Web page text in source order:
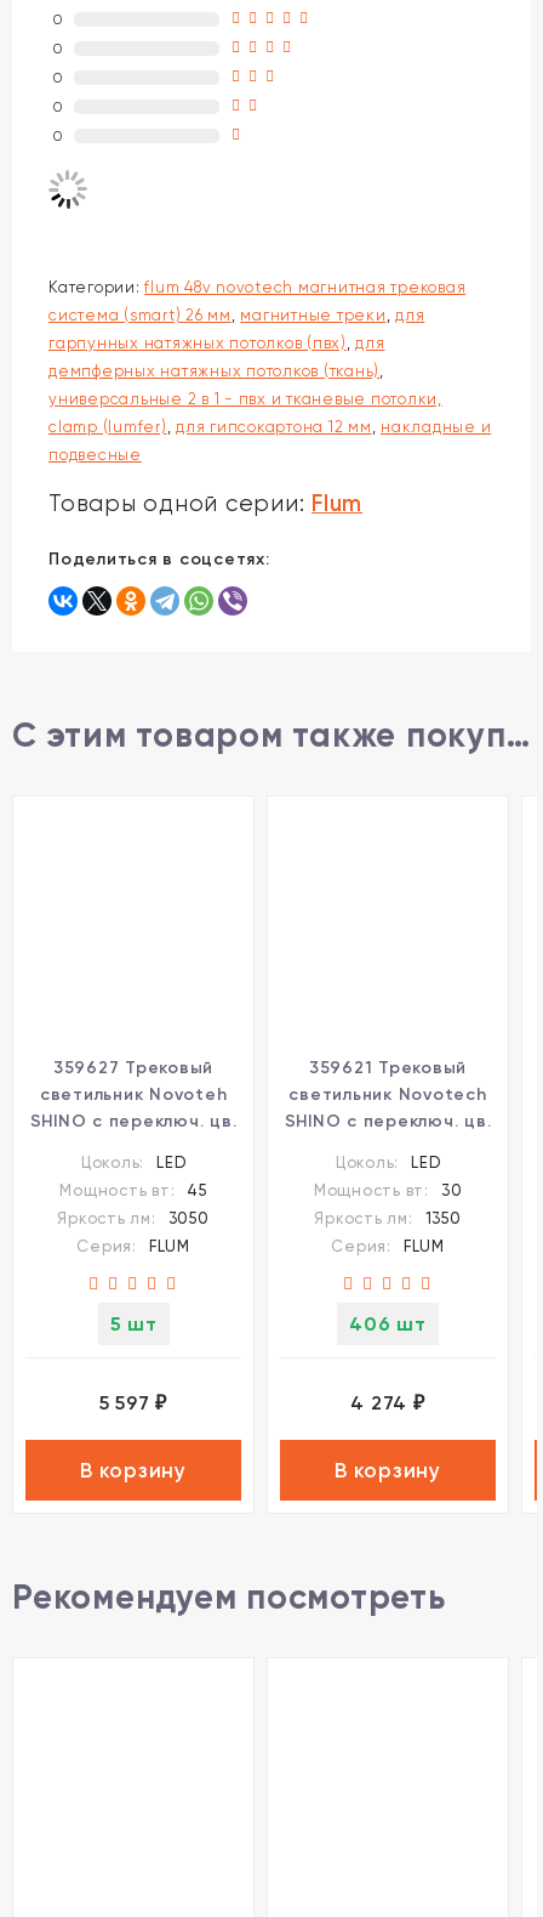
0
0
0
0
0
Категории:flum 48v novotech магнитная трековая
система (smart) 26 мм
магнитные треки
для
гарпунных натяжных потолков (пвх)
для
демпферных натяжных потолков (ткань)
универсальные 2 в 1 - пвх и тканевые потолки,
clamp (lumfer)
для гипсокартона 12 мм
накладные и
подвесные
Товары одной серии: Flum
Поделиться в соцсетях:
С этим товаром также покупают
359627 Трековый
светильник Novoteh
SHINO с переключ. цв.
Lm3050
3000К\4000К\6000К
45W 48V FLUM
Цоколь:
LED
Мощность вт:
45
Яркость лм:
3050
Серия:
FLUM
5 шт
5 597₽
В корзину
359621 Трековый
светильник Novotech
SHINO с переключ. цв.
Lm1350
3000К\4000К\6000К
30W 48V FLUM
Цоколь:
LED
Мощность вт:
30
Яркость лм:
1350
Серия:
FLUM
406 шт
4 274 ₽
В корзину
Рекомендуем посмотреть